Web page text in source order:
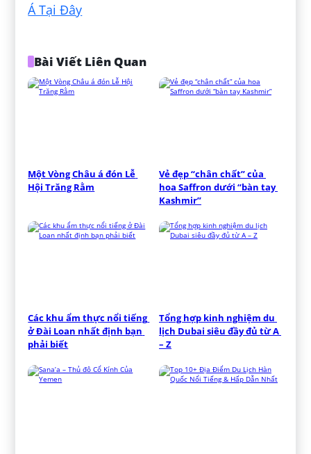
Á Tại Đây
Bài Viết Liên Quan
Một Vòng Châu á đón Lễ
Hội Trăng Rằm
Vẻ đẹp “chân chất” của
hoa Saffron dưới “bàn tay
Kashmir”
Các khu ẩm thực nổi tiếng
ở Đài Loan nhất định bạn
phải biết
Tổng hợp kinh nghiệm du
lịch Dubai siêu đầy đủ từ A
– Z